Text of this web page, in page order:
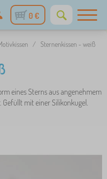
0 €
/ Sternenkissen - weiß
eines Sterns aus angenehmem
Gefüllt mit einer Silikonkugel.